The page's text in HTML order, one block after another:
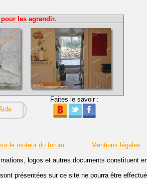
les agrandir.
Faites le savoir :
le moteur du forum
Mentions légales
logos et autres documents constituent
présentées sur ce site ne pourra être